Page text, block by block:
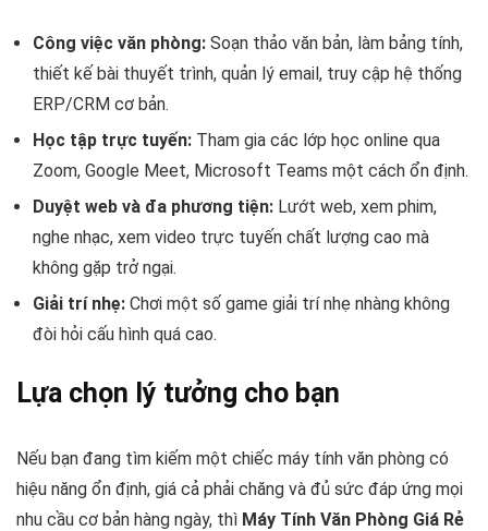
Công việc văn phòng: Soạn thảo văn bản, làm bảng tính,
thiết kế bài thuyết trình, quản lý email, truy cập hệ thống
ERP/CRM cơ bản.
Học tập trực tuyến: Tham gia các lớp học online qua
Zoom, Google Meet, Microsoft Teams một cách ổn định.
Duyệt web và đa phương tiện: Lướt web, xem phim,
nghe nhạc, xem video trực tuyến chất lượng cao mà
không gặp trở ngại.
Giải trí nhẹ: Chơi một số game giải trí nhẹ nhàng không
đòi hỏi cấu hình quá cao.
Lựa chọn lý tưởng cho bạn
Nếu bạn đang tìm kiếm một chiếc máy tính văn phòng có
hiệu năng ổn định, giá cả phải chăng và đủ sức đáp ứng mọi
nhu cầu cơ bản hàng ngày, thì Máy Tính Văn Phòng Giá Rẻ